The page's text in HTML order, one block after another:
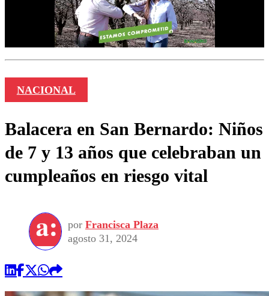
NACIONAL
Balacera en San Bernardo: Niños
de 7 y 13 años que celebraban un
cumpleaños en riesgo vital
por Francisca Plaza
agosto 31, 2024